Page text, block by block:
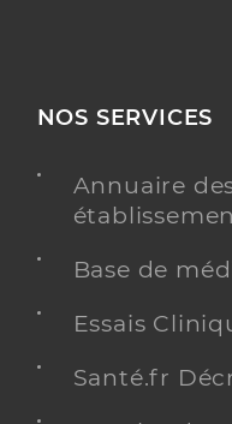
NOS SERVICES
Annuaire
Base de
Essais
Santé.fr